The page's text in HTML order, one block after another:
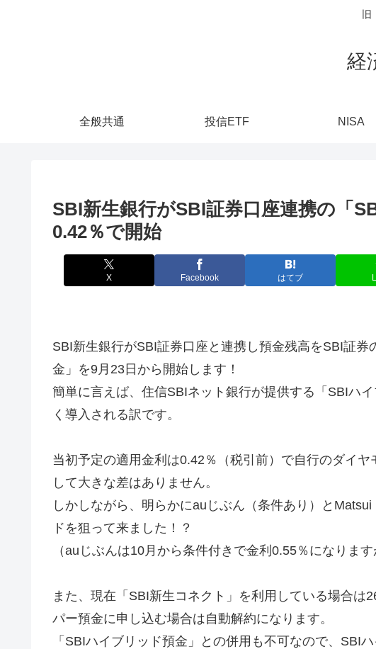
経
全般共通 投信ETF NISA
SBI新生銀行がSBI証券口座連携の「
0.42％で開始
X Facebook はてブ
SBI新生銀行がSBI証券口座と連携し預金残高をSBI証
金」を9月23日から開始します！
簡単に言えば、住信SBIネット銀行が提供する「SBIハ
く導入される訳です。
当初予定の適用金利は0.42％（税引前）で自行のダイ
して大きな差はありません。
しかしながら、明らかにauじぶん（条件あり）と
ドを狙って来ました！？
（auじぶんは10月から条件付きで金利0.55％になりま
また、現在「SBI新生コネクト」を利用している場合は
パー預金に申し込む場合は自動解約になります。
「SBIハイブリッド預金」との併用も不可なので、SBI